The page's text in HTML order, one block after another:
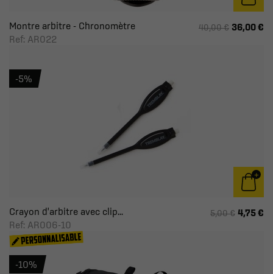
Montre arbitre - Chronomètre
Ref: AR022
40,00 € 36,00 €
Crayon d'arbitre avec clip...
Ref: AR006-10
5,00 € 4,75 €
-5%
-10%